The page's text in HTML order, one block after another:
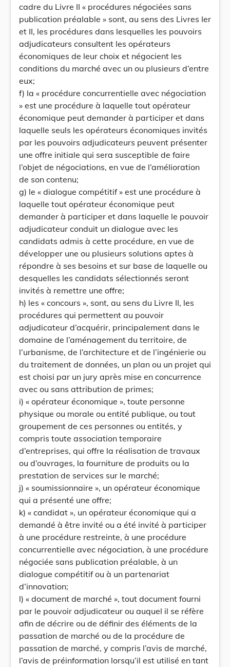
cadre du Livre II « procédures négociées sans
publication préalable » sont, au sens des Livres Ier
et II, les procédures dans lesquelles les pouvoirs
adjudicateurs consultent les opérateurs
économiques de leur choix et négocient les
conditions du marché avec un ou plusieurs d’entre
eux;
f) la « procédure concurrentielle avec négociation
» est une procédure à laquelle tout opérateur
économique peut demander à participer et dans
laquelle seuls les opérateurs économiques invités
par les pouvoirs adjudicateurs peuvent présenter
une offre initiale qui sera susceptible de faire
l’objet de négociations, en vue de l’amélioration
de son contenu;
g) le « dialogue compétitif » est une procédure à
laquelle tout opérateur économique peut
demander à participer et dans laquelle le pouvoir
adjudicateur conduit un dialogue avec les
candidats admis à cette procédure, en vue de
développer une ou plusieurs solutions aptes à
répondre à ses besoins et sur base de laquelle ou
desquelles les candidats sélectionnés seront
invités à remettre une offre;
h) les « concours », sont, au sens du Livre II, les
procédures qui permettent au pouvoir
adjudicateur d’acquérir, principalement dans le
domaine de l’aménagement du territoire, de
l’urbanisme, de l’architecture et de l’ingénierie ou
du traitement de données, un plan ou un projet qui
est choisi par un jury après mise en concurrence
avec ou sans attribution de primes;
i) « opérateur économique », toute personne
physique ou morale ou entité publique, ou tout
groupement de ces personnes ou entités, y
compris toute association temporaire
d’entreprises, qui offre la réalisation de travaux
ou d’ouvrages, la fourniture de produits ou la
prestation de services sur le marché;
j) « soumissionnaire », un opérateur économique
qui a présenté une offre;
k) « candidat », un opérateur économique qui a
demandé à être invité ou a été invité à participer
à une procédure restreinte, à une procédure
concurrentielle avec négociation, à une procédure
négociée sans publication préalable, à un
dialogue compétitif ou à un partenariat
d’innovation;
l) « document de marché », tout document fourni
par le pouvoir adjudicateur ou auquel il se réfère
afin de décrire ou de définir des éléments de la
passation de marché ou de la procédure de
passation de marché, y compris l’avis de marché,
l’avis de préinformation lorsqu’il est utilisé en tant